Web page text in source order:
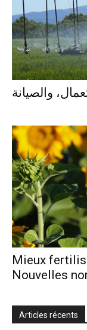
والصيانة
Mieux
Nouvelles
Articles récents